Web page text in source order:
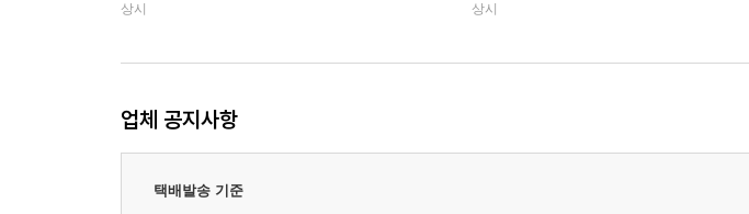
상시 상시
업체 공지사항
택배발송 기준